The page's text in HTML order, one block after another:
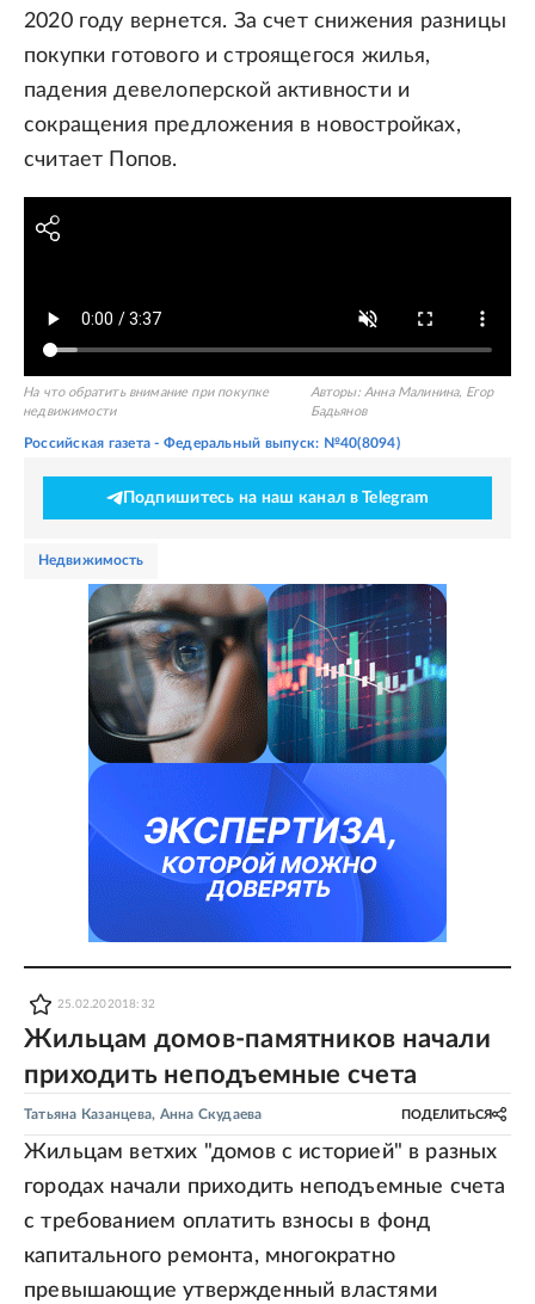
2020 году вернется. За счет снижения разницы
покупки готового и строящегося жилья,
падения девелоперской активности и
сокращения предложения в новостройках,
считает Попов.
На что обратить внимание при покупке
недвижимости
Авторы: Анна Малинина, Егор
Бадьянов
Российская газета - Федеральный выпуск: №40(8094)
Подпишитесь на наш канал в Telegram
недвижимость
25.02.202018:32
Жильцам домов-памятников начали
приходить неподъемные счета
Татьяна Казанцева, Анна Скудаева ПОДЕЛИТЬСЯ
Жильцам ветхих "домов с историей" в разных
городах начали приходить неподъемные счета
с требованием оплатить взносы в фонд
капитального ремонта, многократно
превышающие утвержденный властями